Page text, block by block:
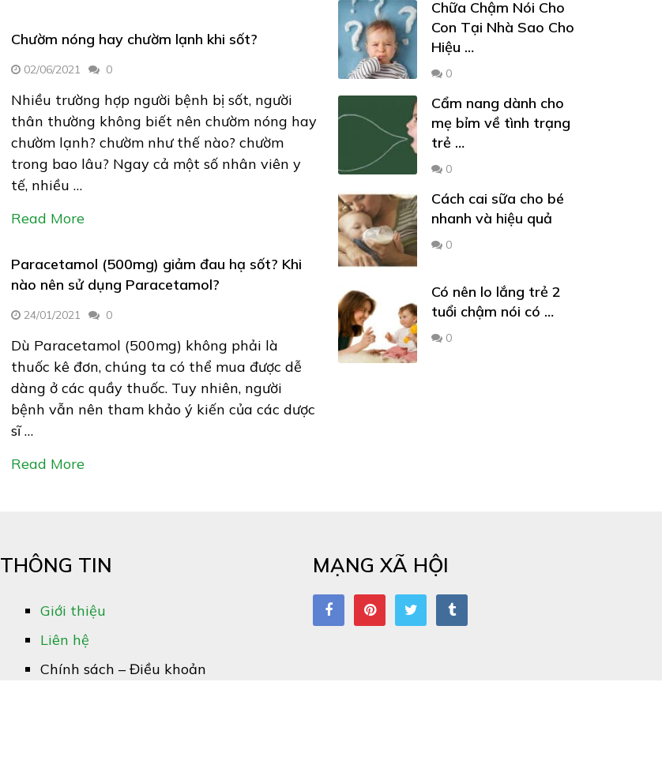
Chườm nóng hay chườm lạnh khi sốt?
02/06/2021 0
Nhiều trường hợp người bệnh bị sốt, người
thân thường không biết nên chườm nóng hay
chườm lạnh? chườm như thế nào? chườm
trong bao lâu? Ngay cả một số nhân viên y
tế, nhiều …
Read More
Paracetamol (500mg) giảm đau hạ sốt? Khi
nào nên sử dụng Paracetamol?
24/01/2021 0
Dù Paracetamol (500mg) không phải là
thuốc kê đơn, chúng ta có thể mua được dễ
dàng ở các quầy thuốc. Tuy nhiên, người
bệnh vẫn nên tham khảo ý kiến của các dược
sĩ …
Read More
Chữa Chậm Nói Cho
Con Tại Nhà Sao Cho
Hiệu …
0
Cẩm nang dành cho
mẹ bỉm về tình trạng
trẻ …
0
Cách cai sữa cho bé
nhanh và hiệu quả
0
Có nên lo lắng trẻ 2
tuổi chậm nói có …
0
THÔNG TIN
Giới thiệu
Liên hệ
Chính sách – Điều khoản
MẠNG XÃ HỘI